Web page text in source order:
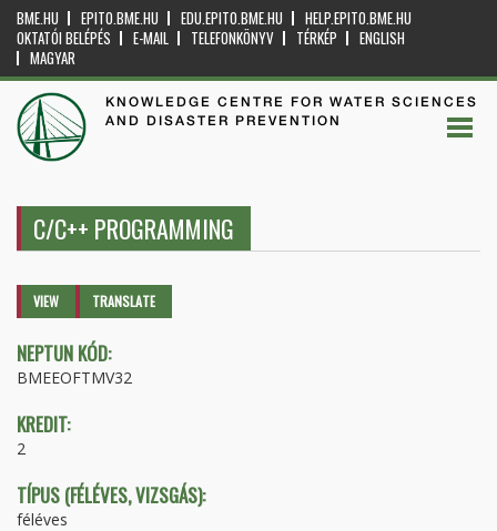
BME.HU EPITO.BME.HU EDU.EPITO.BME.HU
HELP.EPITO.BME.HU
OKTATÓI BELÉPÉS
E-MAIL TELEFONKÖNYV TÉRKÉP
ENGLISH
MAGYAR
KNOWLEDGE CENTRE FOR WATER SCIENCES
AND DISASTER PREVENTION
C/C++ PROGRAMMING
Primary tabs
VIEW (ACTIVETRANSLATE
NEPTUN KÓD:
BMEEOFTMV32
KREDIT:
2
TÍPUS (FÉLÉVES, VIZSGÁS):
féléves